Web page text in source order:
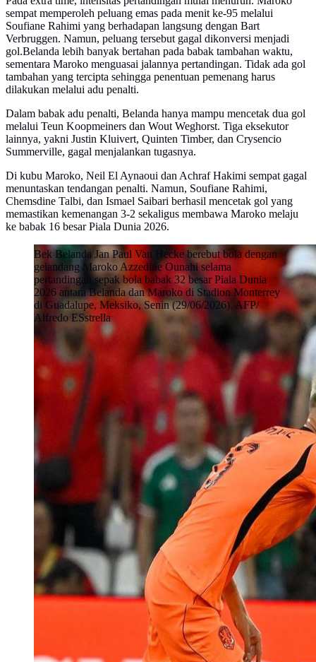
sempat memperoleh peluang emas pada menit ke-95 melalui
Soufiane Rahimi yang berhadapan langsung dengan Bart
Verbruggen. Namun, peluang tersebut gagal dikonversi menjadi
gol.Belanda lebih banyak bertahan pada babak tambahan waktu,
sementara Maroko menguasai jalannya pertandingan. Tidak ada gol
tambahan yang tercipta sehingga penentuan pemenang harus
dilakukan melalui adu penalti.
Dalam babak adu penalti, Belanda hanya mampu mencetak dua gol
melalui Teun Koopmeiners dan Wout Weghorst. Tiga eksekutor
lainnya, yakni Justin Kluivert, Quinten Timber, dan Crysencio
Summerville, gagal menjalankan tugasnya.
Di kubu Maroko, Neil El Aynaoui dan Achraf Hakimi sempat gagal
menuntaskan tendangan penalti. Namun, Soufiane Rahimi,
Chemsdine Talbi, dan Ismael Saibari berhasil mencetak gol yang
memastikan kemenangan 3-2 sekaligus membawa Maroko melaju
ke babak 16 besar Piala Dunia 2026.
Bek Belanda Jan Paul Van Hecke berebut bola dengan
gelandang Maroko Azzedine Ounahi selama
pertandingan sepak bola babak 32 besar Piala Dunia
2026 antara Belanda dan Maroko di Stadion Monterrey
di Guadalupe, Meksiko, Senin (29/06/2026). AFP/
Alfredo ESstrella